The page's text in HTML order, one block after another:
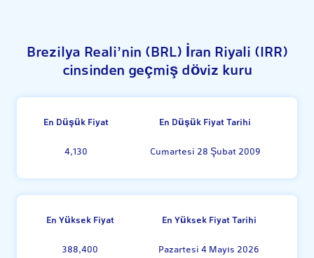
Brezilya Reali’nin (BRL) İran Riyali (IRR)
cinsinden geçmiş döviz kuru
En Düşük Fiyat
En Düşük Fiyat Tarihi
4,130
Cumartesi 28 Şubat 2009
En Yüksek Fiyat
En Yüksek Fiyat Tarihi
388,400
Pazartesi 4 Mayıs 2026